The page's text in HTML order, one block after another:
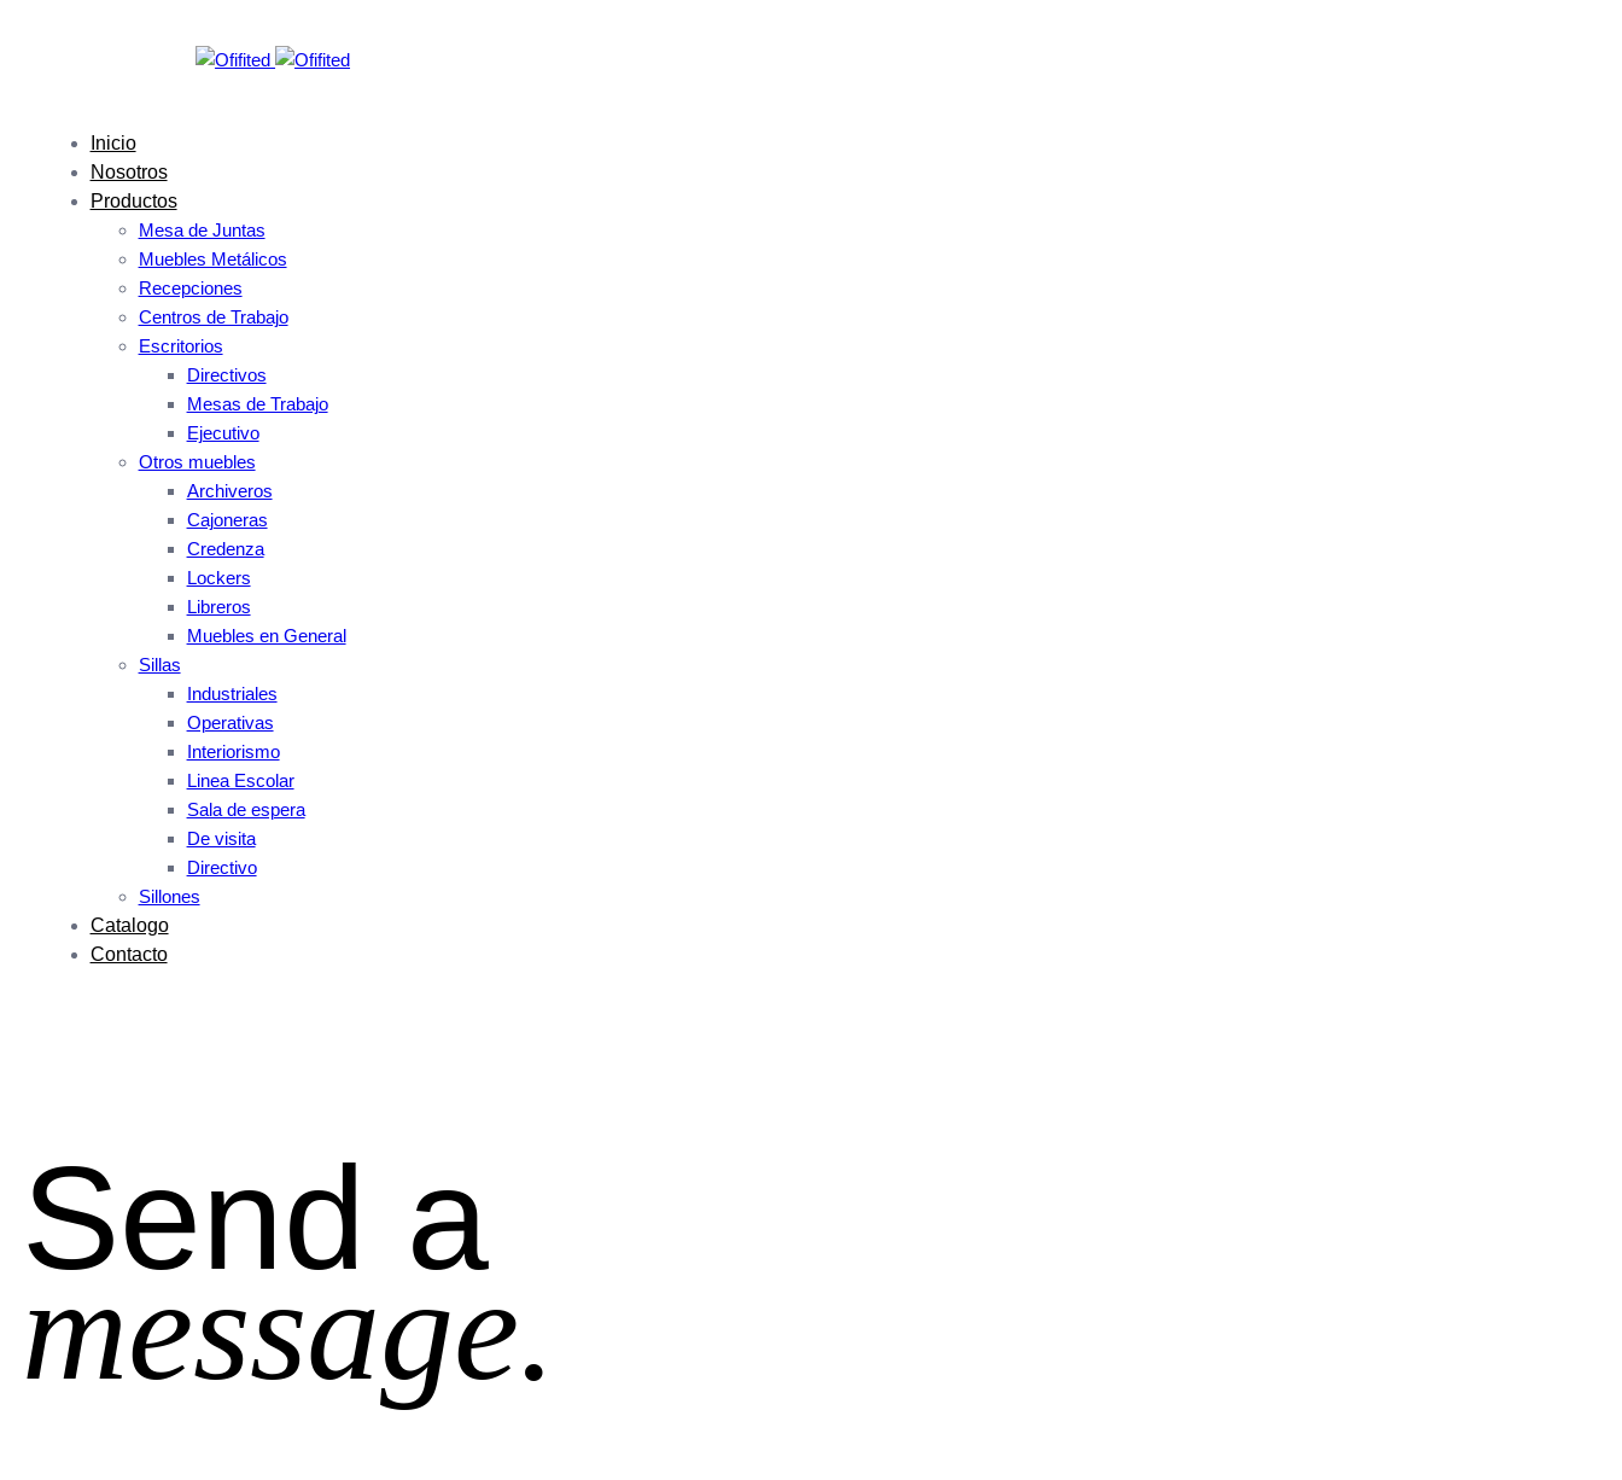
Inicio
Nosotros
Productos
Mesa de Juntas
Muebles Metálicos
Recepciones
Centros de Trabajo
Escritorios
Directivos
Mesas de Trabajo
Ejecutivo
Otros muebles
Archiveros
Cajoneras
Credenza
Lockers
Libreros
Muebles en General
Sillas
Industriales
Operativas
Interiorismo
Linea Escolar
Sala de espera
De visita
Directivo
Sillones
Catalogo
Contacto
Send a
message.